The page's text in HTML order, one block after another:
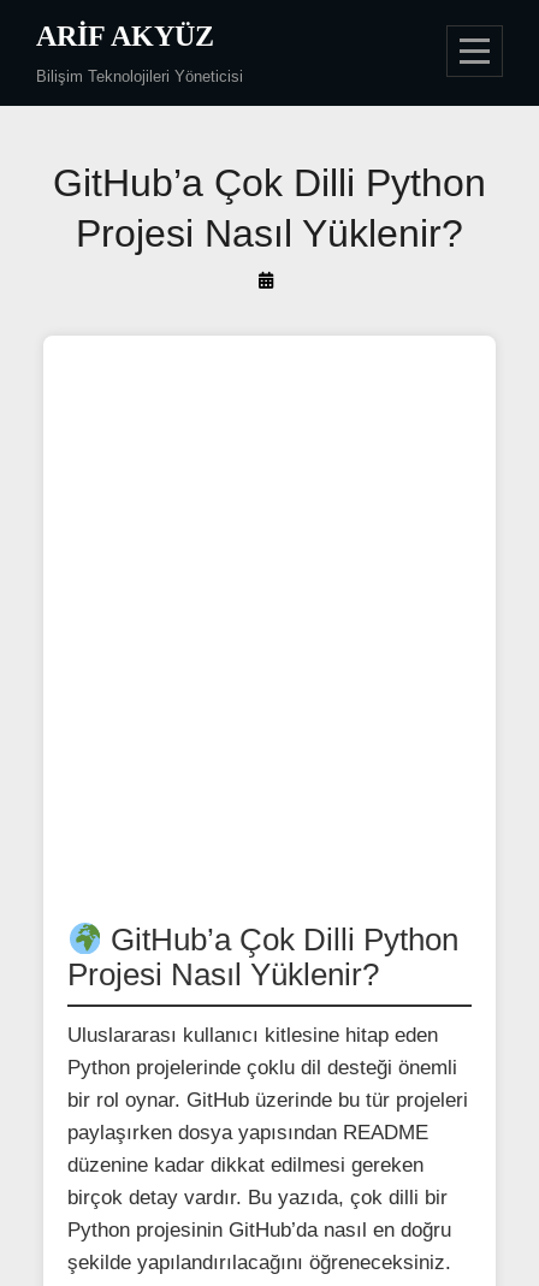
content
ARIF AKYÜZ
Bilişim Teknolojileri Yöneticisi
GitHub’a Çok Dilli Python
Projesi Nasıl Yüklenir?
By
Akyüz
GitHub’a Çok Dilli Python
Projesi Nasıl Yüklenir?
Uluslararası kullanıcı kitlesine hitap eden
Python projelerinde çoklu dil desteği önemli
bir rol oynar. GitHub üzerinde bu tür projeleri
paylaşırken dosya yapısından README
düzenine kadar dikkat edilmesi gereken
birçok detay vardır. Bu yazıda, çok dilli bir
Python projesinin GitHub’da nasıl en doğru
şekilde yapılandırılacağını öğreneceksiniz.
Yazı